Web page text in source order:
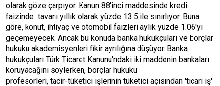
olarak göze çarpıyor. Kanun 88'inci maddesinde kredi
faizinde tavanı yıllık olarak yüzde 13.5 ile sınırlıyor. Buna
göre, konut, ihtiyaç ve otomobil faizleri aylık yüzde 1.06'yı
geçemeyecek. Ancak bu konuda banka hukukçuları ve borçlar
hukuku akademisyenleri fikir ayrılığına düşüyor. Banka
hukukçuları Türk Ticaret Kanunu'ndaki iki maddenin bankaları
koruyacağını söylerken, borçlar hukuku
profesörleri, tacir-tüketici işlerinin tüketici açısından 'ticari iş'